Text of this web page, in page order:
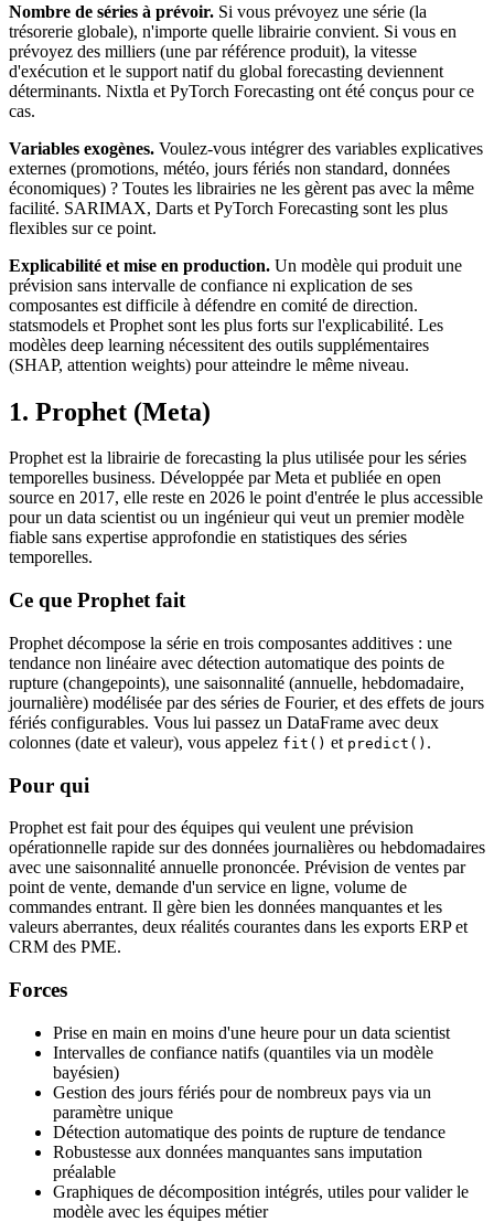
Nombre de séries à prévoir. Si vous prévoyez une série (la
trésorerie globale), n'importe quelle librairie convient. Si vous en
prévoyez des milliers (une par référence produit), la vitesse
d'exécution et le support natif du global forecasting deviennent
déterminants. Nixtla et PyTorch Forecasting ont été conçus pour ce
cas.
Variables exogènes. Voulez-vous intégrer des variables explicatives
externes (promotions, météo, jours fériés non standard, données
économiques) ? Toutes les librairies ne les gèrent pas avec la même
facilité. SARIMAX, Darts et PyTorch Forecasting sont les plus
flexibles sur ce point.
Explicabilité et mise en production. Un modèle qui produit une
prévision sans intervalle de confiance ni explication de ses
composantes est difficile à défendre en comité de direction.
statsmodels et Prophet sont les plus forts sur l'explicabilité. Les
modèles deep learning nécessitent des outils supplémentaires
(SHAP, attention weights) pour atteindre le même niveau.
1. Prophet (Meta)
Prophet est la librairie de forecasting la plus utilisée pour les séries
temporelles business. Développée par Meta et publiée en open
source en 2017, elle reste en 2026 le point d'entrée le plus accessible
pour un data scientist ou un ingénieur qui veut un premier modèle
fiable sans expertise approfondie en statistiques des séries
temporelles.
Ce que Prophet fait
Prophet décompose la série en trois composantes additives : une
tendance non linéaire avec détection automatique des points de
rupture (changepoints), une saisonnalité (annuelle, hebdomadaire,
journalière) modélisée par des séries de Fourier, et des effets de jours
fériés configurables. Vous lui passez un DataFrame avec deux
colonnes (date et valeur), vous appelez fit() et predict() .
Pour qui
Prophet est fait pour des équipes qui veulent une prévision
opérationnelle rapide sur des données journalières ou hebdomadaires
avec une saisonnalité annuelle prononcée. Prévision de ventes par
point de vente, demande d'un service en ligne, volume de
commandes entrant. Il gère bien les données manquantes et les
valeurs aberrantes, deux réalités courantes dans les exports ERP et
CRM des PME.
Forces
Prise en main en moins d'une heure pour un data scientist
Intervalles de confiance natifs (quantiles via un modèle
bayésien)
Gestion des jours fériés pour de nombreux pays via un
paramètre unique
Détection automatique des points de rupture de tendance
Robustesse aux données manquantes sans imputation
préalable
Graphiques de décomposition intégrés, utiles pour valider le
modèle avec les équipes métier